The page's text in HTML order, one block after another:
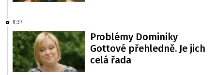
8:37
Problémy Dominiky
Gottové přehledně. Je jich
celá řada